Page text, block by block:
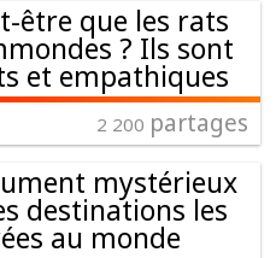
être que les rats
? Ils sont
et empathiques
2 200 partages
mystérieux
destinations les
au monde